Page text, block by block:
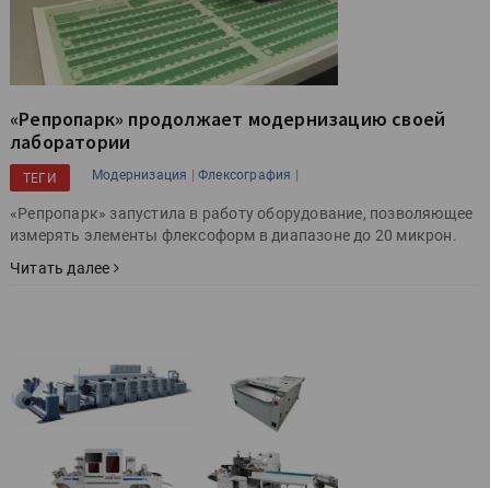
«Репропарк» продолжает модернизацию своей
лаборатории
ТЕГИ Модернизация |Флексография |
«Репропарк» запустила в работу оборудование, позволяющее
измерять элементы флексоформ в диапазоне до 20 микрон.
Читать далее